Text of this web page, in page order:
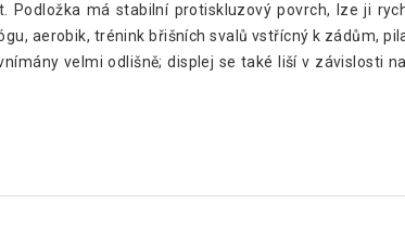
MOVIT Jóga podložka
má stabilní protiskluzový povrch, lze ji
aerobik, trénink břišních svalů vstřícný k zádům,
velmi odlišně; displej se také liší v závislosti